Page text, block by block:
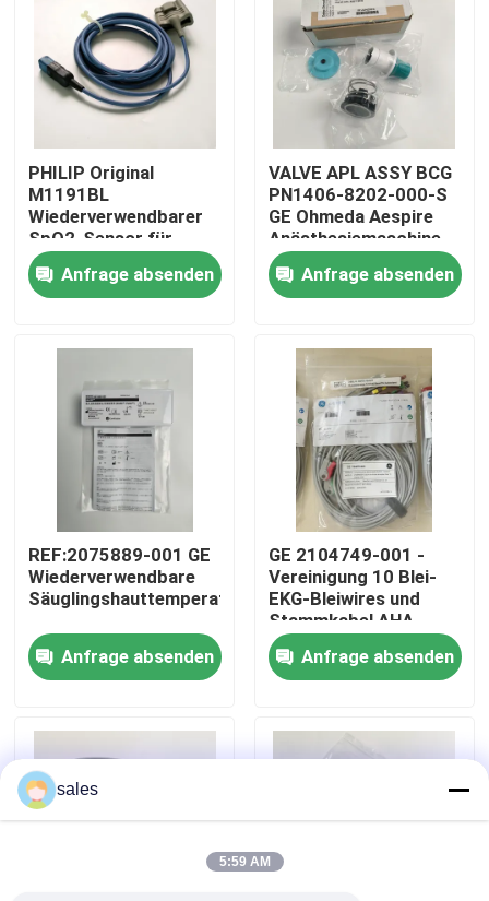
Zu Hause
Videos
Über uns
Werksbesichtigung
Qualitätskontrolle
Kontakt mit uns
Teile für Patientenmonitore
PHILIP Original
M1191BL
Wiederverwendbarer
SpO2-Sensor für
Erwachsene (3m)
REF:989803144381
Anfrage absenden
VALVE APL ASSY BCG
PN1406-8202-000-S
GE Ohmeda Aespire
Anästhesiemaschine
Aestiva Modell APL-
Ventil, ohne
Basisversion
Anfrage absenden
REF:2075889-001 GE
Wiederverwendbare
Säuglingshauttemperatursonde
Anfrage absenden
GE 2104749-001 -
Vereinigung 10 Blei-
EKG-Bleiwires und
Stammkabel,AHA
Anfrage absenden
sales
5:59 AM